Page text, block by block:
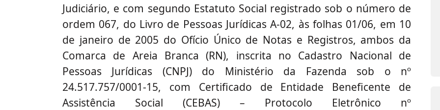
Judiciário, e com segundo Estatuto Social registrado sob o número de
ordem 067, do Livro de Pessoas Jurídicas A-02, às folhas 01/06, em 10
de janeiro de 2005 do Ofício Único de Notas e Registros, ambos da
Comarca de Areia Branca (RN), inscrita no Cadastro Nacional de
Pessoas Jurídicas (CNPJ) do Ministério da Fazenda sob o nº
24.517.757/0001-15, com Certificado de Entidade Beneficente de
Assistência Social (CEBAS) – Protocolo Eletrônico nº